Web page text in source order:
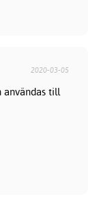
2020-03-05
användas till